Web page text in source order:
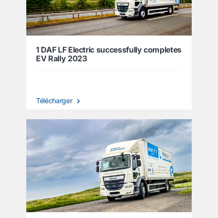
1 DAF LF Electric successfully completes
EV Rally 2023
Télécharger